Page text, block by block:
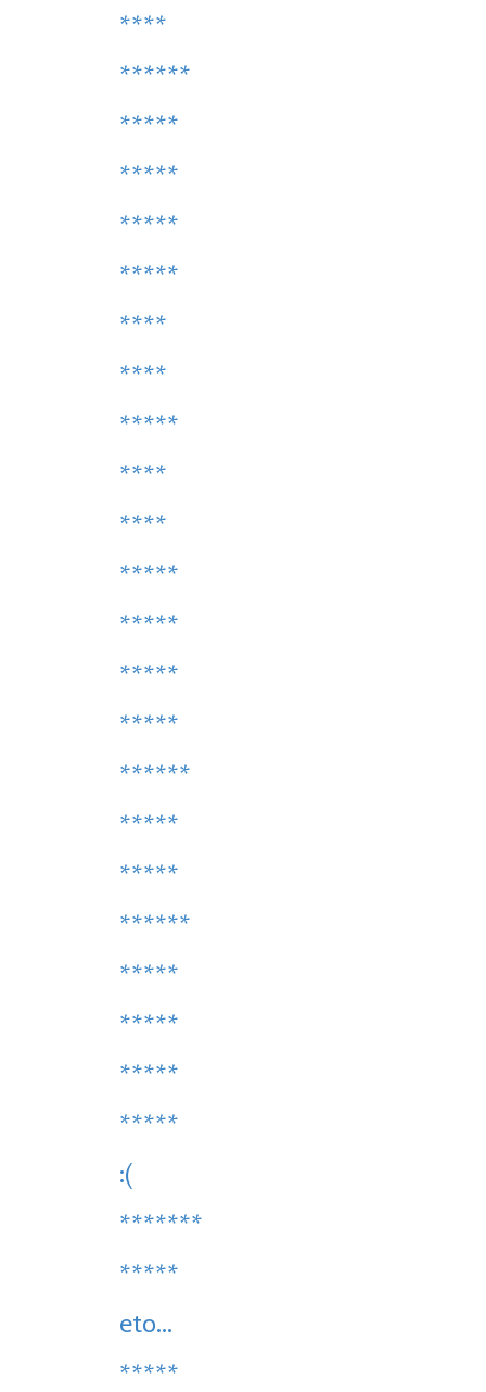
****
******
*****
*****
*****
*****
****
****
*****
****
****
*****
*****
*****
*****
******
*****
*****
******
*****
*****
*****
*****
:(
*******
*****
eto...
*****